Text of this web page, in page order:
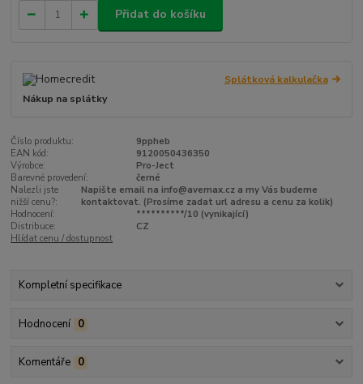
Přidat do košíku
Splátková kalkulačka
Nákup na splátky
Číslo produktu:
9ppheb
EAN kód:
9120050436350
Výrobce:
Pro-Ject
Barevné provedení:
černé
Nalezli jste
nižší cenu?:
Napište email na info@avemax.cz a my Vás budeme
kontaktovat. (Prosíme zadat url adresu a cenu za kolik)
Hodnocení:
**********/10 (vynikající)
Distribuce:
CZ
Hlídat cenu / dostupnost
Kompletní specifikace
Hodnocení 0
Komentáře 0